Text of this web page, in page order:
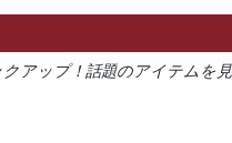
アップ！話題のアイテムを見